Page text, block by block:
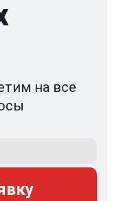
на все